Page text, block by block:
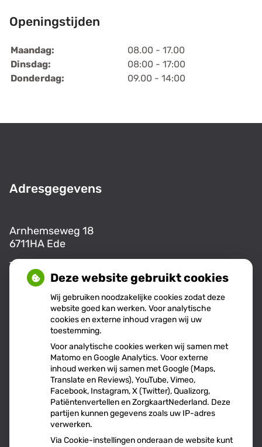
Openingstijden
Maandag:
08.00 - 17.00
Dinsdag:
08:00 - 17:00
Donderdag:
09.00 - 14:00
Adresgegevens
Arnhemseweg 18
6711HA Ede
Tel:
0318-255555
E-mail: info@aw18.nl
Openingstijden
Maandag:
08.00 - 17.00
Dinsdag:
08:00 - 17:00
Donderdag:
09.00 - 14:00
Deze website gebruikt cookies
Wij gebruiken noodzakelijke cookies zodat deze
website goed kan werken. Voor analytische
cookies en externe inhoud vragen wij uw
toestemming.
Voor analytische cookies werken wij samen met
Matomo en Google Analytics. Voor externe
inhoud werken wij samen met Google (Maps,
Translate en Reviews), YouTube, Vimeo,
Facebook, Instagram, X (Twitter), Qualizorg,
Patiëntenvertellen en ZorgkaartNederland. Deze
partijen kunnen gegevens zoals uw IP-adres
verwerken.
Via Cookie-instellingen onderaan de website kunt